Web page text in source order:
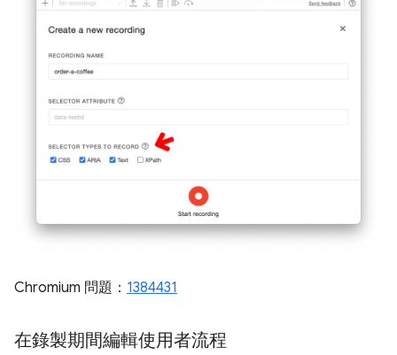
Chromium 問題： 1384431
在錄製期間編輯使用者流程